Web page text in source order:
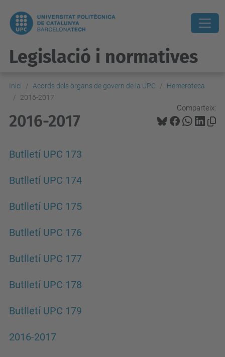
Legislació i normatives
Inici Acords dels òrgans de govern de la UPC
Hemeroteca
2016-2017
Comparteix:
2016-2017
Butlletí UPC 173
Butlletí UPC 174
Butlletí UPC 175
Butlletí UPC 176
Butlletí UPC 177
Butlletí UPC 178
Butlletí UPC 179
2016-2017